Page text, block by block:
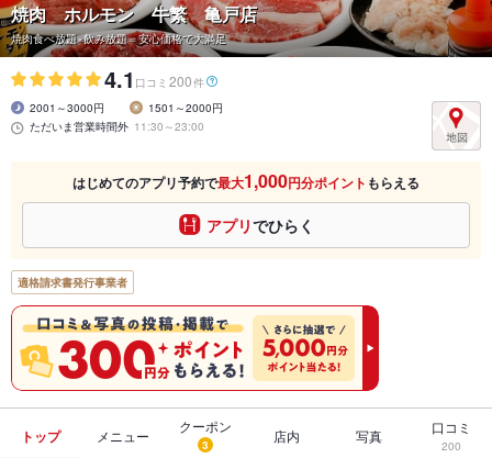
焼肉 ホルモン 牛繁 亀戸店
焼肉食べ放題×飲み放題＝安心価格で大満足
4.1 口コミ 200件
2001～3000円
1501～2000円
ただいま営業時間外 11:30～23:00
はじめてのアプリ予約で最大1,000円分ポイント もらえる
アプリでひらく
適格請求書発行事業者
トップ メニュー
クーポン
3 店内 写真 口コミ
200